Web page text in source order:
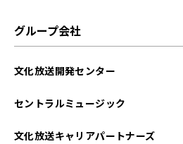
グループ会社
文化放送開発センター
セントラルミュージック
文化放送キャリアパートナーズ